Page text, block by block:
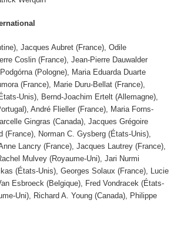
Jacques Aubret (France), Odile
Coslin (France), Jean-Pierre Dauwalder
(Pologne), Maria Eduarda Duarte
(France), Marie Duru-Bellat (France),
Unis), Bernd-Joachim Ertelt (Allemagne),
André Flieller (France), Maria Forns-
Gingras (Canada), Jacques Grégoire
(France), Norman C. Gysberg (États-Unis),
Lancry (France), Jacques Lautrey (France),
Mulvey (Royaume-Uni), Jari Nurmi
(États-Unis), Georges Solaux (France), Lucie
Esbroeck (Belgique), Fred Vondracek (États-
Uni), Richard A. Young (Canada), Philippe